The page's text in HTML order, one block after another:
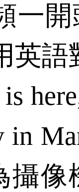
開
英語
is
in
攝